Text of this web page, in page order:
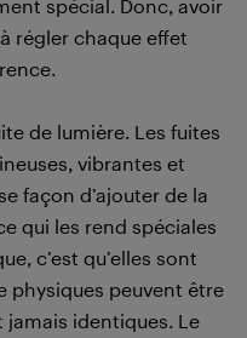
spécial. Donc, avoir
régler chaque effet
de lumière. Les fuites
vibrantes et
façon d’ajouter de la
qui les rend spéciales
c’est qu’elles sont
physiques peuvent être
jamais identiques. Le